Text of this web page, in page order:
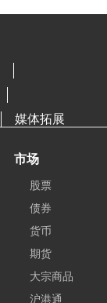
媒体拓展
市场
股票
债券
货币
期货
大宗商品
沪港通